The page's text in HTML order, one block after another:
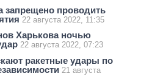
запрещено проводить
22 августа 2022, 11:35
Харькова ночью
22 августа 2022, 07:23
ракетные удары по
21 августа